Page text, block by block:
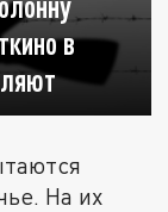
в
На их